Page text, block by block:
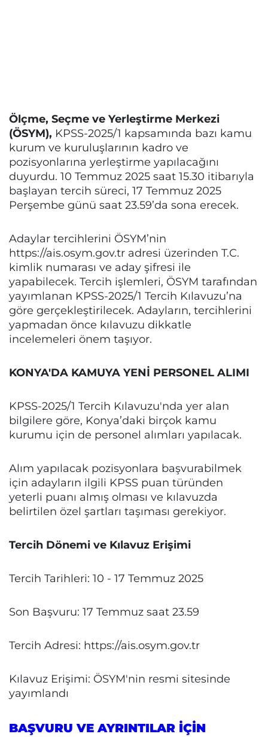
Ölçme, Seçme ve Yerleştirme Merkezi
(ÖSYM), KPSS-2025/1 kapsamında bazı kamu
kurum ve kuruluşlarının kadro ve
pozisyonlarına yerleştirme yapılacağını
duyurdu. 10 Temmuz 2025 saat 15.30 itibarıyla
başlayan tercih süreci, 17 Temmuz 2025
Perşembe günü saat 23.59’da sona erecek.
Adaylar tercihlerini ÖSYM’nin
https://ais.osym.gov.tr adresi üzerinden T.C.
kimlik numarası ve aday şifresi ile
yapabilecek. Tercih işlemleri, ÖSYM tarafından
yayımlanan KPSS-2025/1 Tercih Kılavuzu’na
göre gerçekleştirilecek. Adayların, tercihlerini
yapmadan önce kılavuzu dikkatle
incelemeleri önem taşıyor.
KONYA'DA KAMUYA YENİ PERSONEL ALIMI
KPSS-2025/1 Tercih Kılavuzu'nda yer alan
bilgilere göre, Konya’daki birçok kamu
kurumu için de personel alımları yapılacak.
Alım yapılacak pozisyonlara başvurabilmek
için adayların ilgili KPSS puan türünden
yeterli puanı almış olması ve kılavuzda
belirtilen özel şartları taşıması gerekiyor.
Tercih Dönemi ve Kılavuz Erişimi
Tercih Tarihleri: 10 - 17 Temmuz 2025
Son Başvuru: 17 Temmuz saat 23.59
Tercih Adresi: https://ais.osym.gov.tr
Kılavuz Erişimi: ÖSYM'nin resmi sitesinde
yayımlandı
BAŞVURU VE AYRINTILAR İÇİN